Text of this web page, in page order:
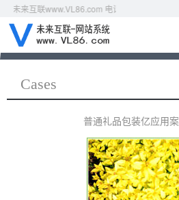
未来互联www.VL86.com 电话：0755-
Cases
普通礼品包装亿应用